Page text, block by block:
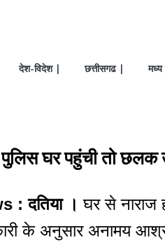
देश-विदेश | छत्तीसगढ |
घर पहुंची तो छलक
: दतिया । घर से
के अनुसार अनामय